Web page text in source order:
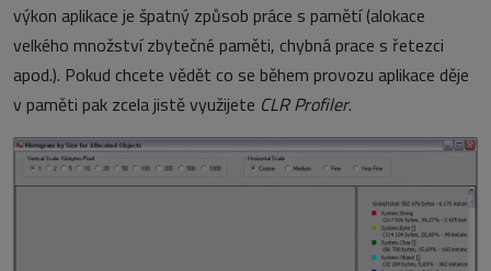
výkon aplikace je špatný způsob práce s pamětí (alokace
velkého množství zbytečné paměti, chybná prace s řetezci
apod.). Pokud chcete vědět co se během provozu aplikace děje
v paměti pak zcela jistě využijete CLR Profiler.